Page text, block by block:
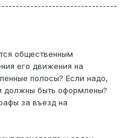
общественным
его движения на
полосы? Если надо,
должны быть оформлены?
за въезд на